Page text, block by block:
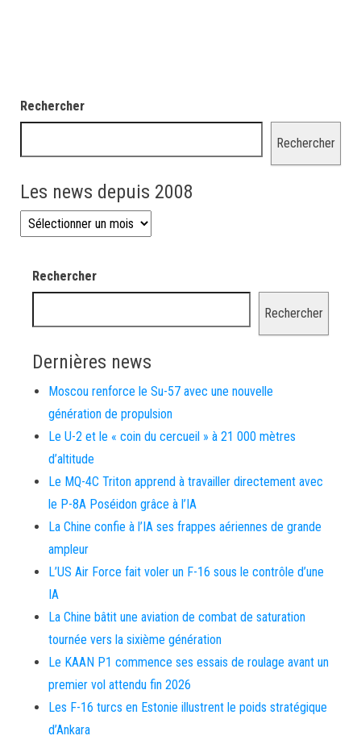
Rechercher
Rechercher
Les news depuis 2008
Les news depuis 2008
Rechercher
Rechercher
Dernières news
Moscou renforce le Su-57 avec une nouvelle
génération de propulsion
Le U-2 et le « coin du cercueil » à 21 000 mètres
d’altitude
Le MQ-4C Triton apprend à travailler directement avec
le P-8A Poséidon grâce à l’IA
La Chine confie à l’IA ses frappes aériennes de grande
ampleur
L’US Air Force fait voler un F-16 sous le contrôle d’une
IA
La Chine bâtit une aviation de combat de saturation
tournée vers la sixième génération
Le KAAN P1 commence ses essais de roulage avant un
premier vol attendu fin 2026
Les F-16 turcs en Estonie illustrent le poids stratégique
d’Ankara